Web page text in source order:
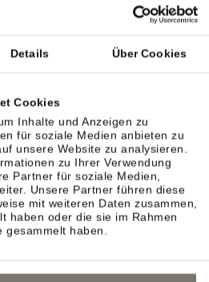
Details Über Cookies
Cookies
Inhalte und Anzeigen zu
für soziale Medien anbieten zu
unsere Website zu analysieren.
zu Ihrer Verwendung
Partner für soziale Medien,
Unsere Partner führen diese
mit weiteren Daten zusammen,
haben oder die sie im Rahmen
gesammelt haben.